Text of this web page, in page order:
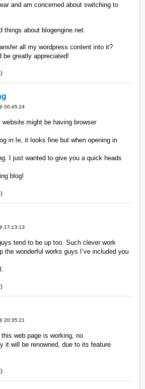
and am concerned about switching to
things about blogengine.net.
all my wordpress content into it?
be greatly appreciated!
00:45:24
might be having browser
in Ie, it looks fine but when opening in
I just wanted to give you a quick heads
blog!
17:13:13
tend to be up too. Such clever work
the wonderful works guys I’ve included you
20:35:21
web page is working, no
it will be renowned, due to its feature